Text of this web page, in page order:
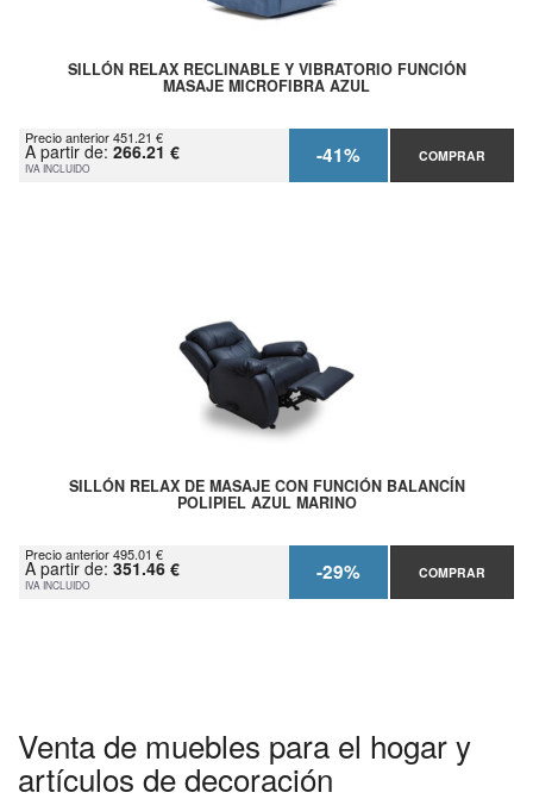
SILLÓN RELAX RECLINABLE Y VIBRATORIO FUNCIÓN
MASAJE MICROFIBRA AZUL
Precio anterior 451.21 €
A partir de: 266.21 €
IVA INCLUIDO -41% COMPRAR
SILLÓN RELAX DE MASAJE CON FUNCIÓN BALANCÍN
POLIPIEL AZUL MARINO
Precio anterior 495.01 €
A partir de: 351.46 €
IVA INCLUIDO -29% COMPRAR
Venta de muebles para el hogar y
artículos de decoración